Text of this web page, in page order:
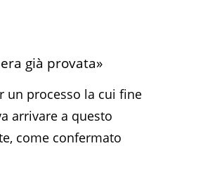
già provata»
un processo la cui fine
arrivare a questo
come confermato